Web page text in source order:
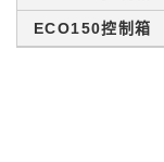
ECO150控制箱